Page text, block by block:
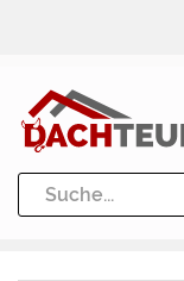
Dachrinne und
Werkzeuge und